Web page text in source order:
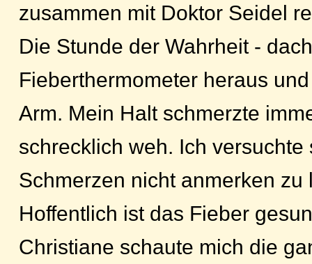
zusammen mit Doktor Seidel
Die Stunde der Wahrheit -
Fieberthermometer heraus
Arm. Mein Halt schmerzte
schrecklich weh. Ich
Schmerzen nicht anmerken zu
Hoffentlich ist das Fieber
Christiane schaute mich die